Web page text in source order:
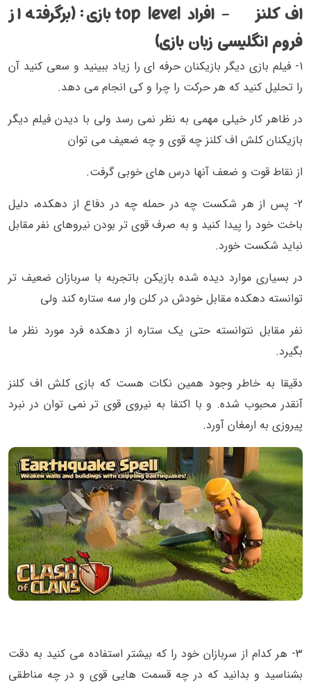
اف کلنز - افراد top level بازی: (برگرفته از
فروم انگلیسی زبان بازی)
1- فیلم بازی دیگر بازیکنان حرفه ای را زیاد ببینید و سعی کنید آن
را تحلیل کنید که هر حرکت را چرا و کی انجام می دهد.
در ظاهر کار خیلی مهمی به نظر نمی رسد ولی با دیدن فیلم دیگر
بازیکنان کلش اف کلنز چه قوی و چه ضعیف می توان
از نقاط قوت و ضعف آنها درس های خوبی گرفت.
2- پس از هر شکست چه در حمله چه در دفاع از دهکده، دلیل
باخت خود را پیدا کنید و به صرف قوی تر بودن نیروهای نفر مقابل
نباید شکست خورد.
در بسیاری موارد دیده شده بازیکن باتجربه با سربازان ضعیف تر
توانسته دهکده مقابل خودش در کلن وار سه ستاره کند ولی
نفر مقابل نتوانسته حتی یک ستاره از دهکده فرد مورد نظر ما
بگیرد.
دقیقا به خاطر وجود همین نکات هست که بازی کلش اف کلنز
آنقدر محبوب شده. و با اکتفا به نیروی قوی تر نمی توان در نبرد
پیروزی به ارمغان آورد.
3- هر کدام از سربازان خود را که بیشتر استفاده می کنید به دقت
بشناسید و بدانید که در چه قسمت هایی قوی و در چه مناطقی